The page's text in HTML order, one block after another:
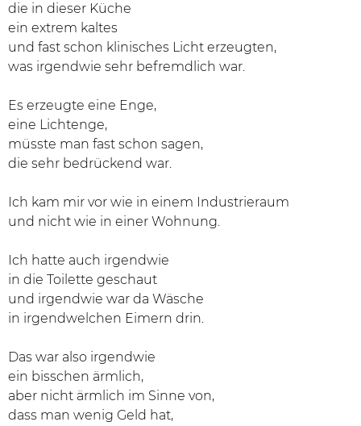
die in dieser Küche
ein extrem kaltes
und fast schon klinisches Licht erzeugten,
was irgendwie sehr befremdlich war.
Es erzeugte eine Enge,
eine Lichtenge,
müsste man fast schon sagen,
die sehr bedrückend war.
Ich kam mir vor wie in einem Industrieraum
und nicht wie in einer Wohnung.
Ich hatte auch irgendwie
in die Toilette geschaut
und irgendwie war da Wäsche
in irgendwelchen Eimern drin.
Das war also irgendwie
ein bisschen ärmlich,
aber nicht ärmlich im Sinne von,
dass man wenig Geld hat,